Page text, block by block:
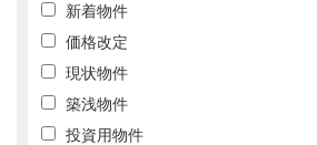
新着物件
価格改定
現状物件
築浅物件
投資用物件